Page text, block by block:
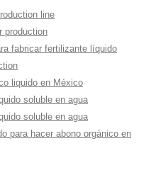
line
production
fabricar fertilizante líquido
liquido en México
soluble en agua
soluble en agua
para hacer abono orgánico en